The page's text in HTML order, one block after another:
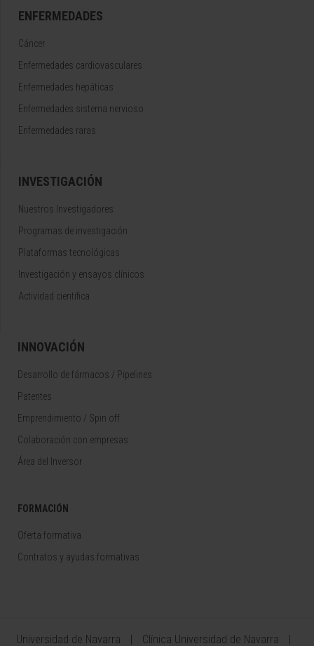
ENFERMEDADES
Cáncer
Enfermedades cardiovasculares
Enfermedades hepáticas
Enfermedades sistema nervioso
Enfermedades raras
INVESTIGACIÓN
Nuestros Investigadores
Programas de investigación
Plataformas tecnológicas
Investigación y ensayos clínicos
Actividad científica
INNOVACIÓN
Desarrollo de fármacos / Pipelines
Patentes
Emprendimiento / Spin off
Colaboración con empresas
Área del Inversor
FORMACIÓN
Oferta formativa
Contratos y ayudas formativas
Universidad de Navarra Clínica Universidad de Navarra